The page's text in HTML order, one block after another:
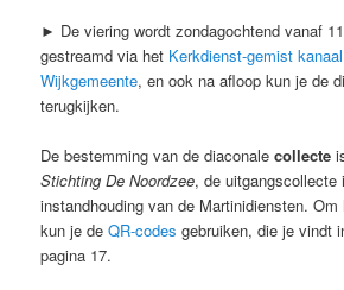
► De viering wordt zondagochtend vanaf
gestreamd via het Kerkdienst-gemist
Wijkgemeente, en ook na afloop kun je de
terugkijken.
De bestemming van de diaconalecollecte
Stichting De Noordzee, de uitgangscollecte
instandhouding van de Martinidiensten.
kun je deQR-codes gebruiken, die je vindt
pagina 17.